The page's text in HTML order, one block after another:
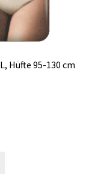
Hüfte 95-130 cm